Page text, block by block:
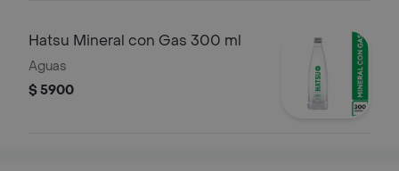
Hatsu Mineral con Gas 300 ml
Aguas
$ 5900